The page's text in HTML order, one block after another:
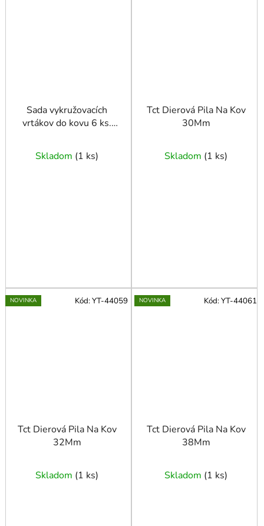
Sada vykružovacích
vrtákov do kovu 6 ks.
Skladom (1 ks)
Tct Dierová Pila Na Kov
30Mm
Skladom (1 ks)
NOVINKA
Tct Dierová Pila Na Kov
32Mm
Skladom (1 ks)
Kód:YT-44059 NOVINKA
Tct Dierová Pila Na Kov
38Mm
Skladom (1 ks)
Kód:YT-44061